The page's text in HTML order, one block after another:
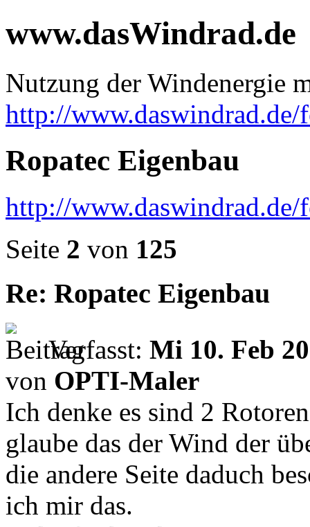
www.dasWindrad.de
Nutzung der Windenergie
http://www.daswindrad.de/
Ropatec Eigenbau
http://
Seite 2 von 125
Re: Ropatec Eigenbau
Verfasst: Mi 10. Feb
von OPTI-Maler
Ich denke es sind 2
glaube das der Wind der
die andere Seite daduch
ich mir das.